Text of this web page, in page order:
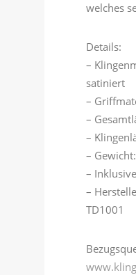
welches
Details:
–
satiniert
–
–
–
–
–
–
TD1001